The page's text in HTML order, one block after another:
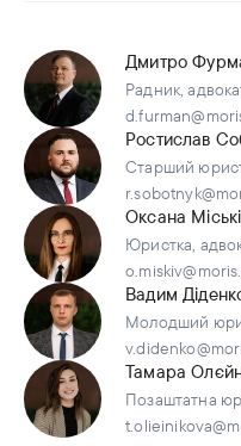
Дмитро
Радник,
Ростислав
Старший
Оксана
Юристка,
Вадим
Молодший
Тамара
Позаштатна